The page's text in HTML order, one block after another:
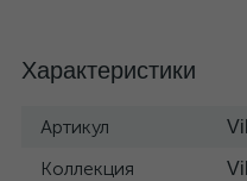
Характеристики
Артикул
Коллекция